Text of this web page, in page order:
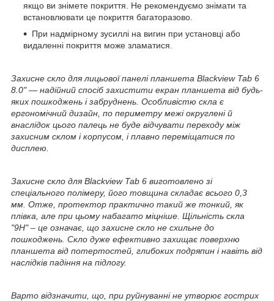
якщо ви знімете покриття. Не рекомендуємо знімати та
встановлювати це покриття багаторазово.
При надмірному зусиллі на вигин при установці або
видаленні покриття може зламатися.
Захисне скло для лицьової панелі планшета Blackview Tab 6
8.0" — надійний спосіб захистити екран планшета від будь-
яких пошкоджень і забруднень. Особливістю скла є
ергономічний дизайн, по периметру межі округлені й
внаслідок цього палець не буде відчувати переходу між
захисним склом і корпусом, і плавно переміщатися по
дисплею.
Захисне скло для Blackview Tab 6 виготовлено зі
спеціального полімеру, його товщина складає всього 0,3
мм. Отже, протектор практично такий же тонкий, як
плівка, але при цьому набагато міцніше. Щільність скла
"9Н" – це означає, що захисне скло не схильне до
пошкоджень. Скло дуже ефективно захищає поверхню
планшета від потертостей, глибоких подряпин і навіть від
наслідків падіння на підлогу.
Варто відзначити, що, при руйнуванні не утворює гострих